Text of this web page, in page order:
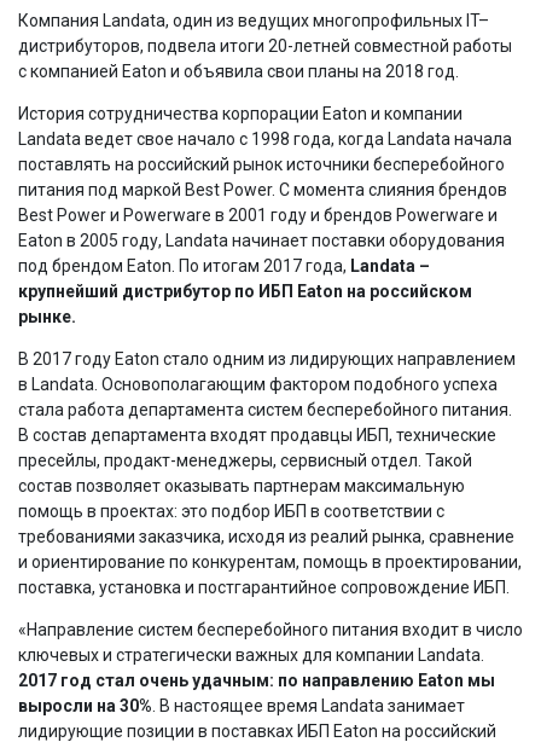
Компания Landata, один из ведущих многопрофильных IT–
дистрибуторов, подвела итоги 20-летней совместной работы
с компанией Eaton и объявила свои планы на 2018 год.
История сотрудничества корпорации Eaton и компании
Landata ведет свое начало с 1998 года, когда Landata начала
поставлять на российский рынок источники бесперебойного
питания под маркой Best Power. С момента слияния брендов
Best Power и Powerware в 2001 году и брендов Powerware и
Eaton в 2005 году, Landata начинает поставки оборудования
под брендом Eaton. По итогам 2017 года, Landata –
крупнейший дистрибутор по ИБП Eaton на российском
рынке.
В 2017 году Eaton стало одним из лидирующих направлением
в Landata. Основополагающим фактором подобного успеха
стала работа департамента систем бесперебойного питания.
В состав департамента входят продавцы ИБП, технические
пресейлы, продакт-менеджеры, сервисный отдел. Такой
состав позволяет оказывать партнерам максимальную
помощь в проектах: это подбор ИБП в соответствии с
требованиями заказчика, исходя из реалий рынка, сравнение
и ориентирование по конкурентам, помощь в проектировании,
поставка, установка и постгарантийное сопровождение ИБП.
«Направление систем бесперебойного питания входит в число
ключевых и стратегически важных для компании Landata.
2017 год стал очень удачным: по направлению Eaton мы
выросли на 30% . В настоящее время Landata занимает
лидирующие позиции в поставках ИБП Eaton на российский